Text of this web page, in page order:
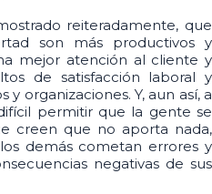
reiteradamente, que
son más productivos y
mejor atención al cliente y
de satisfacción laboral y
organizaciones. Y, aun así, a
permitir que la gente se
creen que no aporta nada,
demás cometan errores y
negativas de sus